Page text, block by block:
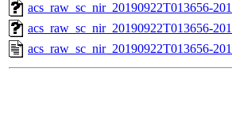
acs_raw_sc_nir_20190922T013656-
acs_raw_sc_nir_20190922T013656-
acs_raw_sc_nir_20190922T013656-